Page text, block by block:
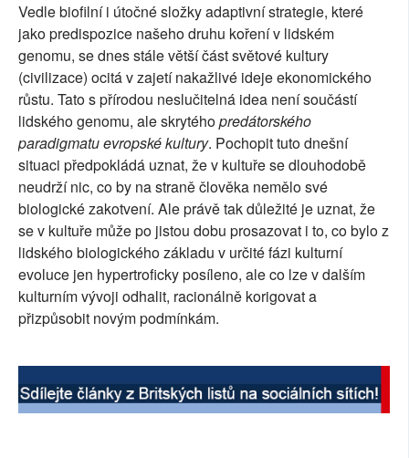
PŘÍSPĚVKY NA PROVOZ
SOCIÁLNÍ SÍTĚ
RUBRIKY
PLNÁ VERZE STRÁNEK
Vedle biofilní i útočné složky adaptivní strategie, které
jako predispozice našeho druhu koření v lidském
genomu, se dnes stále větší část světové kultury
(civilizace) ocitá v zajetí nakažlivé ideje ekonomického
růstu. Tato s přírodou neslučitelná idea není součástí
lidského genomu, ale skrytéhopredátorského
paradigmatu evropské kultury. Pochopit tuto dnešní
situaci předpokládá uznat, že v kultuře se dlouhodobě
neudrží nic, co by na straně člověka nemělo své
biologické zakotvení. Ale právě tak důležité je uznat, že
se v kultuře může po jistou dobu prosazovat i to, co bylo z
lidského biologického základu v určité fázi kulturní
evoluce jen hypertroficky posíleno, ale co lze v dalším
kulturním vývoji odhalit, racionálně korigovat a
přizpůsobit novým podmínkám.